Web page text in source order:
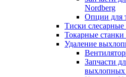
Nordberg
Опции для
Тиски
Токарные станки
Удаление
Запчасти
выхлопных